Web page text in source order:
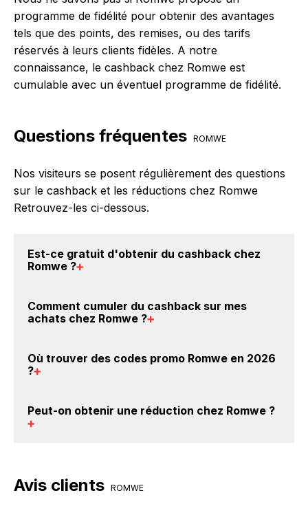
programme de fidélité pour obtenir des avantages
tels que des points, des remises, ou des tarifs
réservés à leurs clients fidèles. A notre
connaissance, le cashback chez Romwe est
cumulable avec un éventuel programme de fidélité.
Questions fréquentes ROMWE
Nos visiteurs se posent régulièrement des questions
sur le cashback et les réductions chez Romwe
Retrouvez-les ci-dessous.
Est-ce gratuit d'obtenir du cashback chez
Romwe ?
compte gratuitement pour cumuler vos réductions
Comment cumuler du cashback sur mes
achats chez Romwe ?
Romwe : Créez votre compte sur BackBackBack et
dans votre cagnotte au plus tard 48h après votre
Où trouver des codes promo Romwe en 2026
?
promo chez Romwe. Si descodes promo Romwe
Peut-on obtenir une réduction chez Romwe ?
vous réalisez un achat sur le site web de Romwe. Ce
Avis clients ROMWE